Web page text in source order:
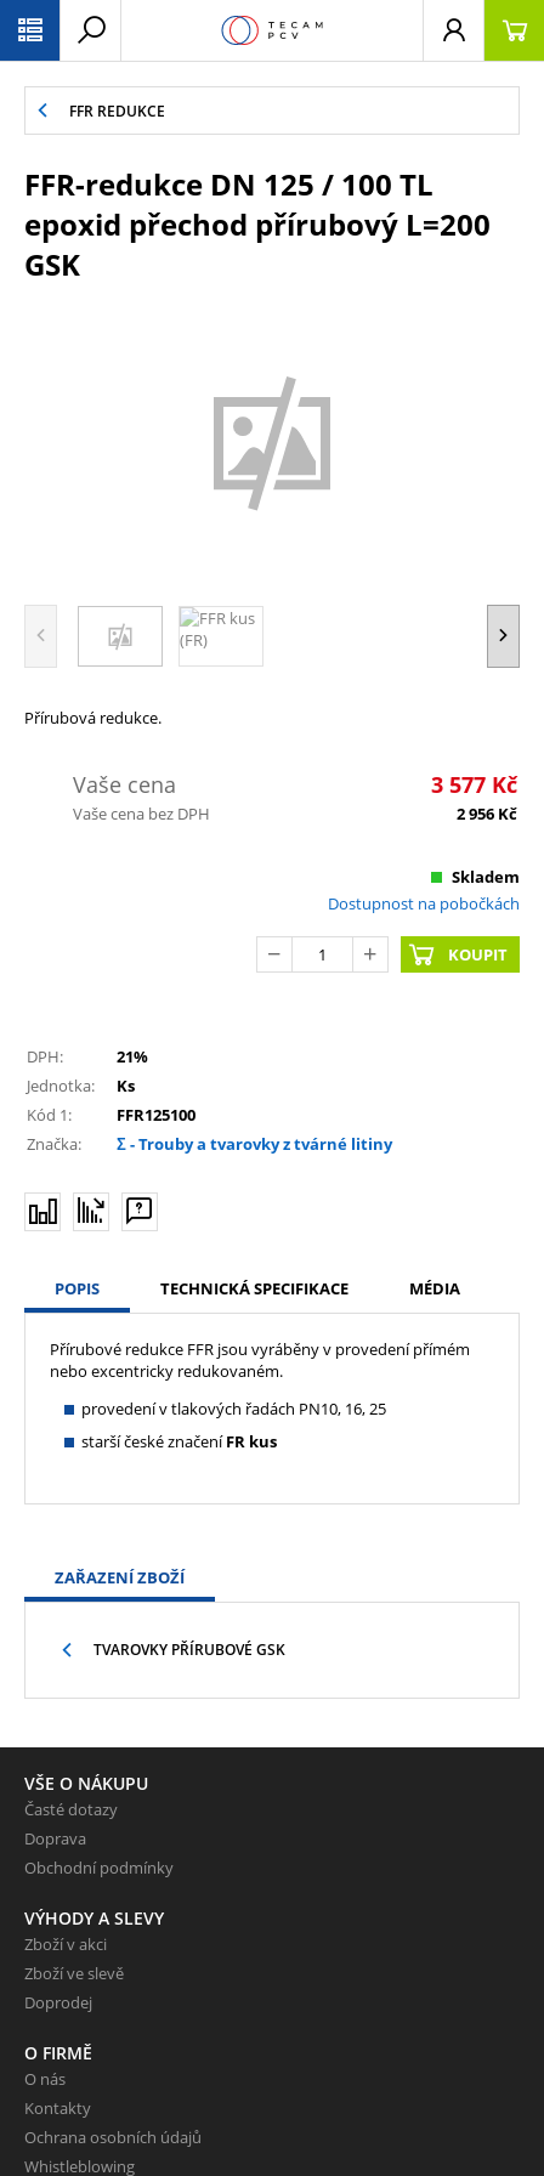
FFR REDUKCE
FFR-redukce DN 125 / 100 TL
epoxid přechod přírubový L=200
GSK
Přírubová redukce.
Vaše cena 3 577 Kč
Vaše cena bez DPH 2 956 Kč
Skladem
Dostupnost na pobočkách
KOUPIT
DPH:
21%
Jednotka:
Ks
Kód 1:
FFR125100
Značka:
Σ - Trouby a tvarovky z tvárné litiny
POPIS TECHNICKÁ SPECIFIKACE MÉDIA
Přírubové redukce FFR jsou vyráběny v provedení přímém
nebo excentricky redukovaném.
provedení v tlakových řadách PN10, 16, 25
starší české značeníFR kus
ZAŘAZENÍ ZBOŽÍ
TVAROVKY PŘÍRUBOVÉ GSK
VŠE O NÁKUPU
Časté dotazy
Doprava
Obchodní podmínky
VÝHODY A SLEVY
Zboží v akci
Zboží ve slevě
Doprodej
O FIRMĚ
O nás
Kontakty
Ochrana osobních údajů
Whistleblowing